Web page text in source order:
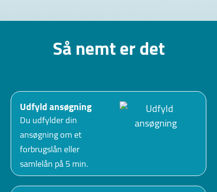
Så nemt er det
Udfyld ansøgning
Du udfylder din
ansøgning om et
forbrugslån eller
samlelån på 5 min.